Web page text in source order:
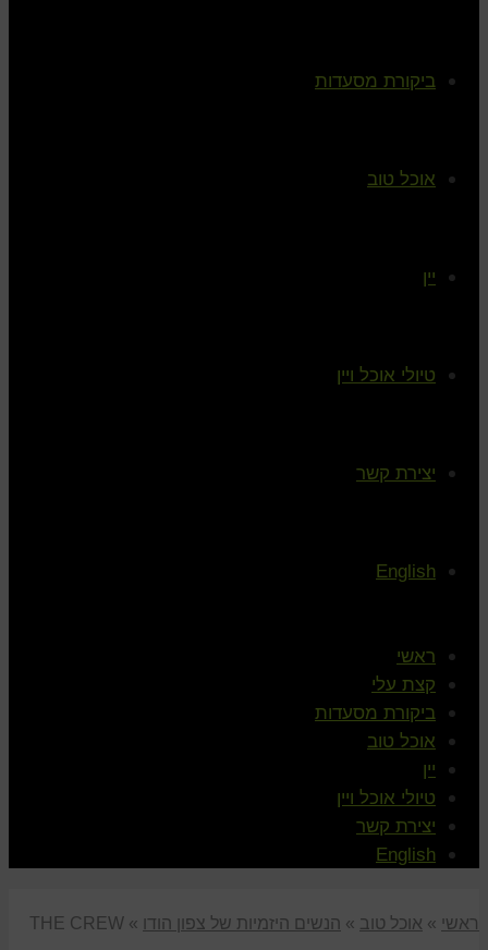
ביקורת מסעדות
אוכל טוב
יין
טיולי אוכל ויין
יצירת קשר
English
ראשי
קצת עלי
ביקורת מסעדות
אוכל טוב
יין
טיולי אוכל ויין
יצירת קשר
English
ראשי » אוכל טוב » הנשים היזמיות של צפון הודו »
THE CREW